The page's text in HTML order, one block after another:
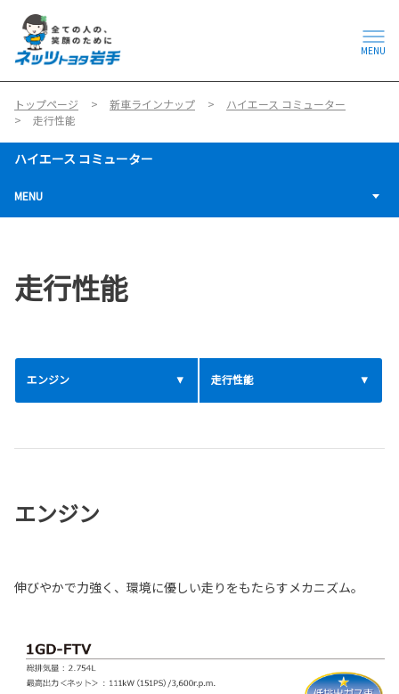
MENU
トップページ 新車ラインナップ
ハイエース コミューター
走行性能
ハイエース コミューター
MENU
走行性能
エンジン 走行性能
エンジン
伸びやかで力強く、環境に優しい走りをもたらすメカニズム。